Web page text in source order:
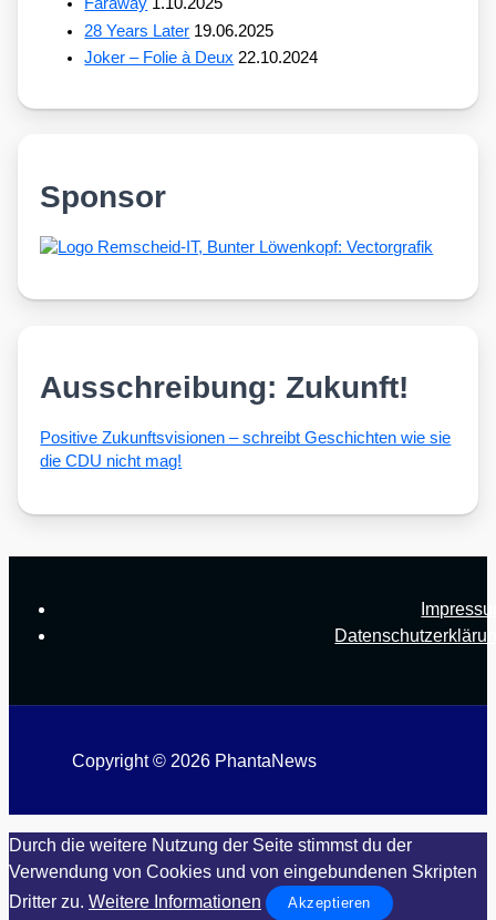
28 Years Later 19.06.2025
Joker – Folie à Deux 22.10.2024
Sponsor
Ausschreibung: Zukunft!
Posi­ti­ve Zukunfts­vi­sio­nen – schreibt Geschich­ten wie sie
die CDU nicht mag!
Copyright © 2026 PhantaNews
Durch die weitere Nutzung der Seite stimmst du der
Verwendung von Cookies und von eingebundenen Skripten
Dritter zu. Weitere Informationen Akzeptieren